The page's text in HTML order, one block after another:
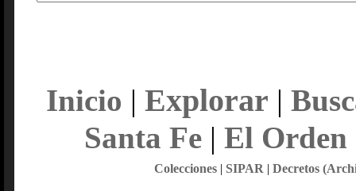
Inicio | Explorar |
Santa Fe| El Orden
Colecciones| SIPAR | Decretos